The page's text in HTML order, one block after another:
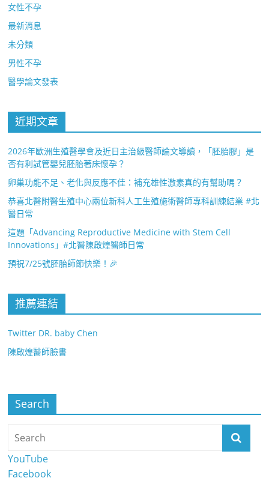
女性不孕
最新消息
未分類
男性不孕
醫學論文發表
近期文章
2026年歐洲生殖醫學會及近日主治級醫師論文導讀，「胚胎膠」是
否有利試管嬰兒胚胎著床懷孕？
卵巢功能不足、老化與反應不佳：補充雄性激素真的有幫助嗎？
恭喜北醫附醫生殖中心兩位新科人工生殖施術醫師專科訓練結業 #北
醫日常
這題「Advancing Reproductive Medicine with Stem Cell
Innovations」#北醫陳啟煌醫師日常
預祝7/25號胚胎師節快樂！🎉
推薦連結
Twitter DR. baby Chen
陳啟煌醫師臉書
Search
YouTube
Facebook